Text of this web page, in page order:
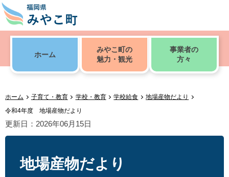
ホーム
みやこ町の
魅力・観光
事業者の
方々
ホーム 子育て・教育 学校・教育 学校給食
地場産物だより
令和4年度 地場産物だより
更新日：2026年06月15日
地場産物だより